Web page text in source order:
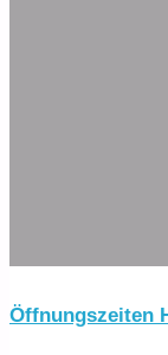
Öffnungszeiten